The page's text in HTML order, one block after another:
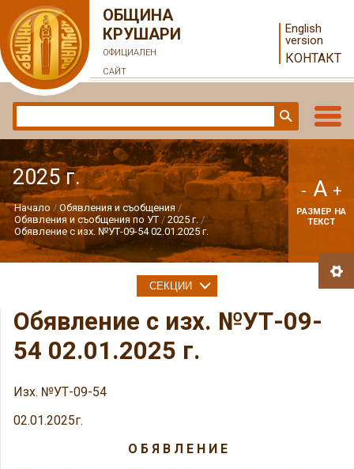
ОБЩИНА
КРУШАРИ
ОФИЦИАЛЕН
САЙТ
English
version
КОНТАКТ
2025 г.
Начало
Обявления и съобщения
Обявления и съобщения по УТ
2025 г.
Обявление с изх. №УТ-09-54 02.01.2025 г.
- A +
РАЗМЕР НА
ТЕКСТ
Обявление с изх. №УТ-09-
54 02.01.2025 г.
Изх. №УТ-09-54
02.01.2025г.
О Б Я В Л Е Н И Е
СЕКЦИИ